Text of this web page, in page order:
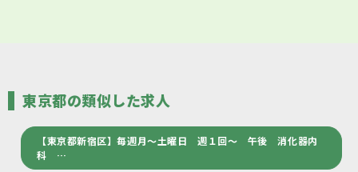
東京都の類似した求人
【東京都新宿区】毎週月～土曜日 週１回～ 午後 消化器内
科 …